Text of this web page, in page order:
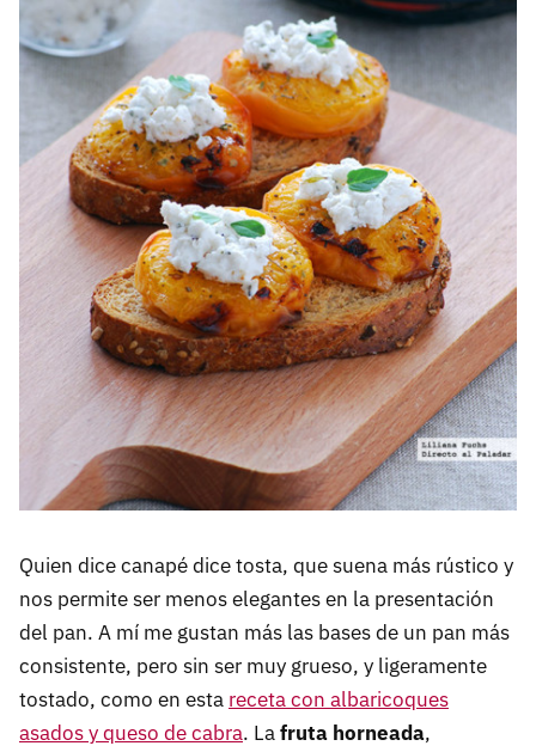
Quien dice canapé dice tosta, que suena más rústico y
nos permite ser menos elegantes en la presentación
del pan. A mí me gustan más las bases de un pan más
consistente, pero sin ser muy grueso, y ligeramente
tostado, como en esta receta con albaricoques
asados y queso de cabra. Lafruta horneada,